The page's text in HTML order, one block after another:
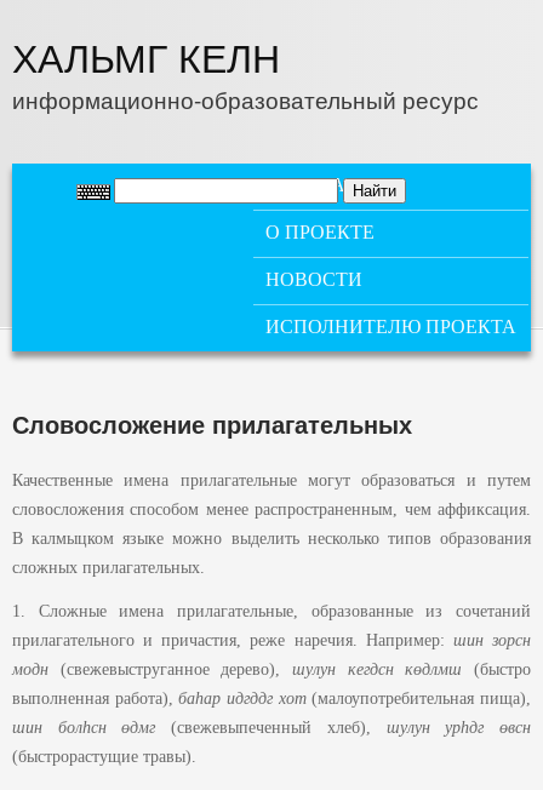
ХАЛЬМГ КЕЛН
информационно-образовательный ресурс
ГЛАВНОЕ МЕНЮ
ГЛАВНАЯ
О ПРОЕКТЕ
НОВОСТИ
ИСПОЛНИТЕЛЮ ПРОЕКТА
Словосложение прилагательных
Качественные имена прилагательные могут образоваться и путем
словосложения способом менее распространенным, чем аффиксация.
В калмыцком языке можно выделить несколько типов образования
сложных прилагательных.
1. Сложные имена прилагательные, образованные из сочетаний
прилагательного и причастия, реже наречия. Например: шин зорсн
модн (свежевыструганное дерево), шулун кегдсн көдлмш (быстро
выполненная работа),баһар идгддг хот(малоупотребительная пища),
шин болһсн өдмг (свежевыпеченный хлеб), шулун урһдг өвсн
(быстрорастущие травы).